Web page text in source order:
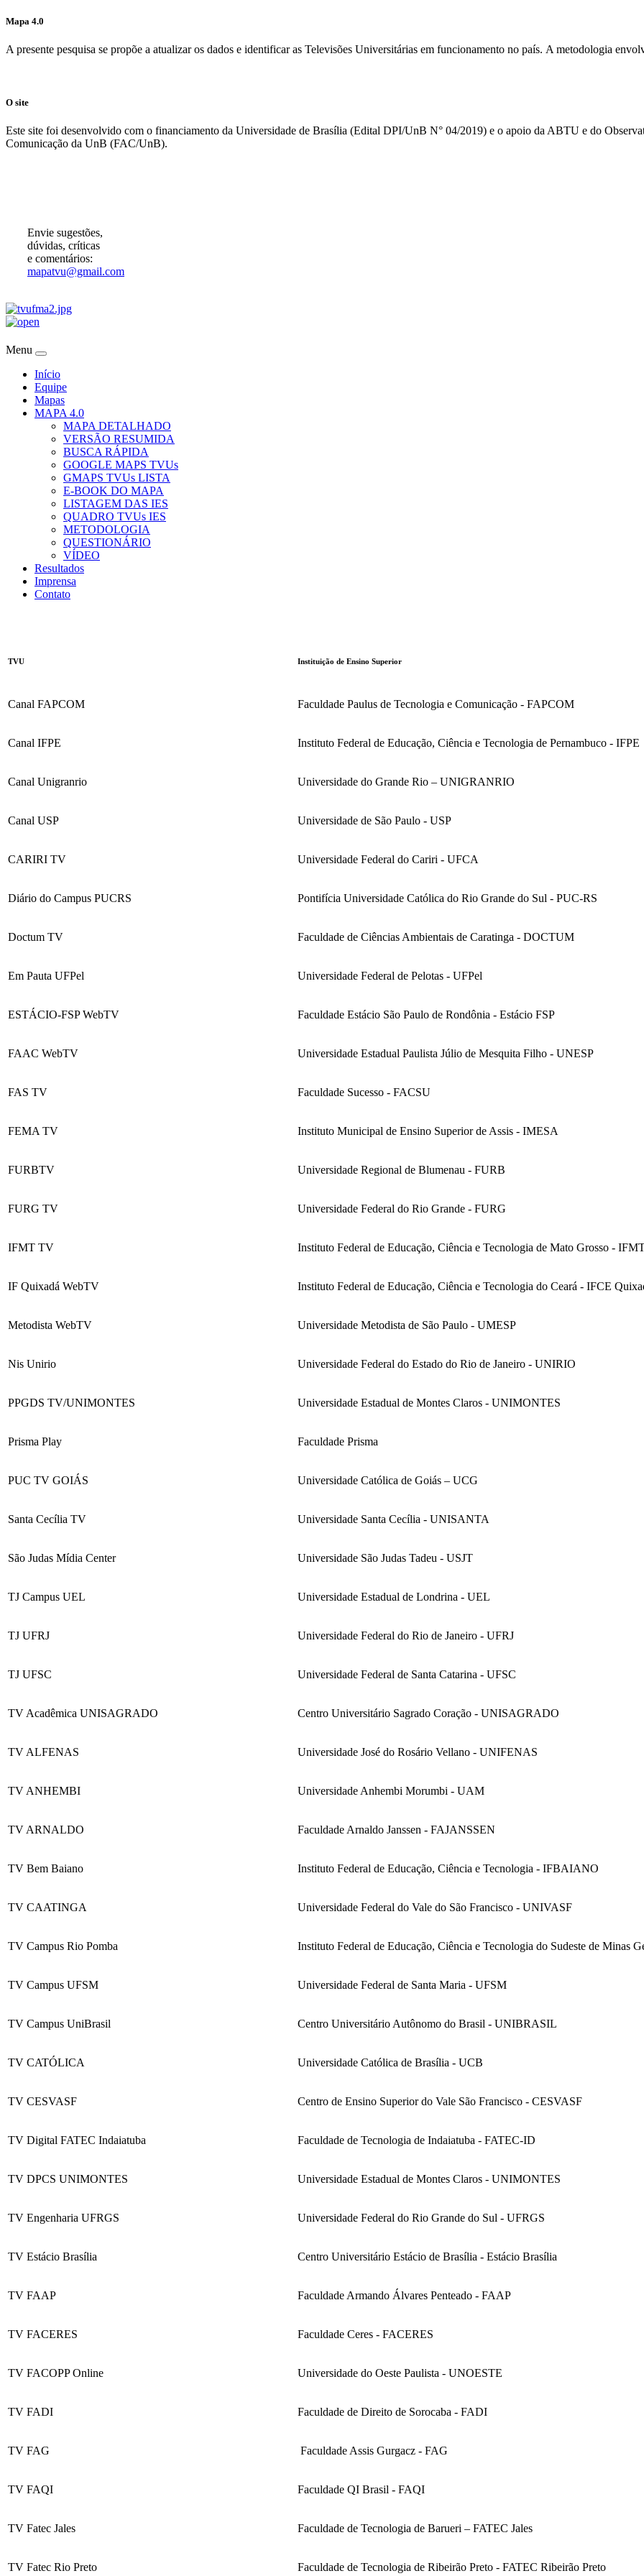
Mapa 4.0
A presente pesquisa se propõe a atualizar os dados e identificar as Televisões Universitárias em funcionamento no país. A metodologia
O site
Este site foi desenvolvido com o financiamento da Universidade de Brasília (Edital DPI/UnB N° 04/2019) e o apoio da ABTU e do
Comunicação da UnB (FAC/UnB).
Envie sugestões,
dúvidas, críticas
e comentários:
mapatvu@gmail.com
Menu
Início
Equipe
Mapas
MAPA 4.0
MAPA DETALHADO
VERSÃO RESUMIDA
BUSCA RÁPIDA
GOOGLE MAPS TVUs
GMAPS TVUs LISTA
E-BOOK DO MAPA
LISTAGEM DAS IES
QUADRO TVUs IES
METODOLOGIA
QUESTIONÁRIO
VÍDEO
Resultados
Imprensa
Contato
TVU Instituição de Ensino Superior
Canal FAPCOM Faculdade Paulus de Tecnologia e Comunicação - FAPCOM
Canal IFPE Instituto Federal de Educação, Ciência e Tecnologia de Pernambuco - IFPE
Canal Unigranrio Universidade do Grande Rio – UNIGRANRIO
Canal USP Universidade de São Paulo - USP
CARIRI TV Universidade Federal do Cariri - UFCA
Diário do Campus PUCRS Pontifícia Universidade Católica do Rio Grande do Sul - PUC-RS
Doctum TV Faculdade de Ciências Ambientais de Caratinga - DOCTUM
Em Pauta UFPel Universidade Federal de Pelotas - UFPel
ESTÁCIO-FSP WebTV Faculdade Estácio São Paulo de Rondônia - Estácio FSP
FAAC WebTV Universidade Estadual Paulista Júlio de Mesquita Filho - UNESP
FAS TV Faculdade Sucesso - FACSU
FEMA TV Instituto Municipal de Ensino Superior de Assis - IMESA
FURBTV Universidade Regional de Blumenau - FURB
FURG TV Universidade Federal do Rio Grande - FURG
IFMT TV Instituto Federal de Educação, Ciência e Tecnologia de Mato Grosso -
IF Quixadá WebTV Instituto Federal de Educação, Ciência e Tecnologia do Ceará - IFCE
Metodista WebTV Universidade Metodista de São Paulo - UMESP
Nis Unirio Universidade Federal do Estado do Rio de Janeiro - UNIRIO
PPGDS TV/UNIMONTES Universidade Estadual de Montes Claros - UNIMONTES
Prisma Play Faculdade Prisma
PUC TV GOIÁS Universidade Católica de Goiás – UCG
Santa Cecília TV Universidade Santa Cecília - UNISANTA
São Judas Mídia Center Universidade São Judas Tadeu - USJT
TJ Campus UEL Universidade Estadual de Londrina - UEL
TJ UFRJ Universidade Federal do Rio de Janeiro - UFRJ
TJ UFSC Universidade Federal de Santa Catarina - UFSC
TV Acadêmica UNISAGRADO Centro Universitário Sagrado Coração - UNISAGRADO
TV ALFENAS Universidade José do Rosário Vellano - UNIFENAS
TV ANHEMBI Universidade Anhembi Morumbi - UAM
TV ARNALDO Faculdade Arnaldo Janssen - FAJANSSEN
TV Bem Baiano Instituto Federal de Educação, Ciência e Tecnologia - IFBAIANO
TV CAATINGA Universidade Federal do Vale do São Francisco - UNIVASF
TV Campus Rio Pomba Instituto Federal de Educação, Ciência e Tecnologia do Sudeste de Minas
TV Campus UFSM Universidade Federal de Santa Maria - UFSM
TV Campus UniBrasil Centro Universitário Autônomo do Brasil - UNIBRASIL
TV CATÓLICA Universidade Católica de Brasília - UCB
TV CESVASF Centro de Ensino Superior do Vale São Francisco - CESVASF
TV Digital FATEC Indaiatuba Faculdade de Tecnologia de Indaiatuba - FATEC-ID
TV DPCS UNIMONTES Universidade Estadual de Montes Claros - UNIMONTES
TV Engenharia UFRGS Universidade Federal do Rio Grande do Sul - UFRGS
TV Estácio Brasília Centro Universitário Estácio de Brasília - Estácio Brasília
TV FAAP Faculdade Armando Álvares Penteado - FAAP
TV FACERES Faculdade Ceres - FACERES
TV FACOPP Online Universidade do Oeste Paulista - UNOESTE
TV FADI Faculdade de Direito de Sorocaba - FADI
TV FAG Faculdade Assis Gurgacz - FAG
TV FAQI Faculdade QI Brasil - FAQI
TV Fatec Jales Faculdade de Tecnologia de Barueri – FATEC Jales
TV Fatec Rio Preto Faculdade de Tecnologia de Ribeirão Preto - FATEC Ribeirão Preto